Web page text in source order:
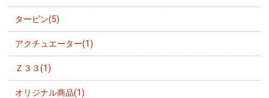
タービン(5)
アクチュエーター(1)
Ｚ３３(1)
オリジナル商品(1)